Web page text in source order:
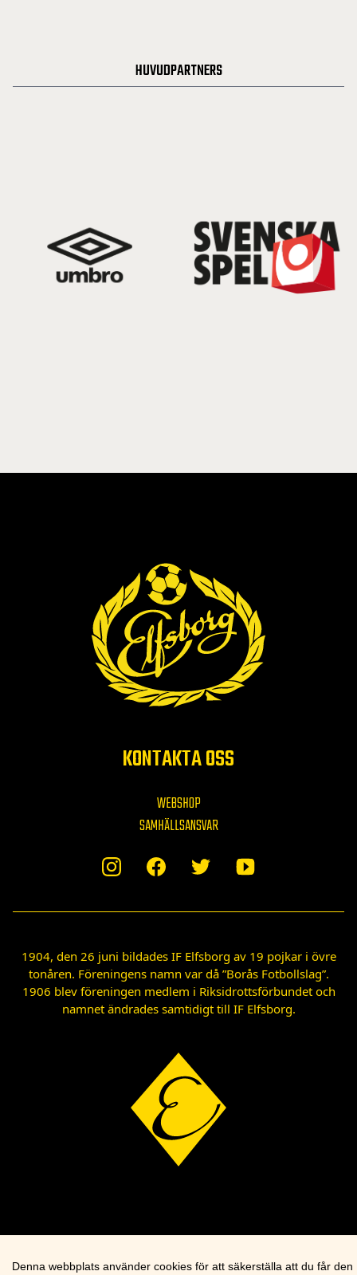
HUVUDPARTNERS
KONTAKTA OSS
WEBSHOP
SAMHÄLLSANSVAR
1904, den 26 juni bildades IF Elfsborg av 19 pojkar i övre
tonåren. Föreningens namn var då ”Borås Fotbollslag”.
1906 blev föreningen medlem i Riksidrottsförbundet och
namnet ändrades samtidigt till IF Elfsborg.
Denna webbplats använder cookies för att säkerställa att du får den